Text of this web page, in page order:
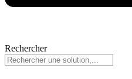
Rechercher